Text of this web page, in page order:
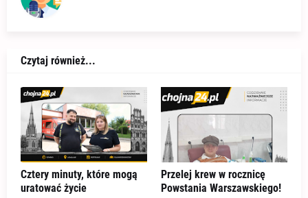
Czytaj również...
Cztery minuty, które mogą
uratować życie
Przelej krew w rocznicę
Powstania Warszawskiego!